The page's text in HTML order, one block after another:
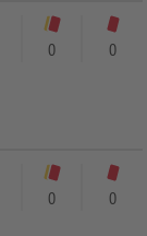
0 0
0 0